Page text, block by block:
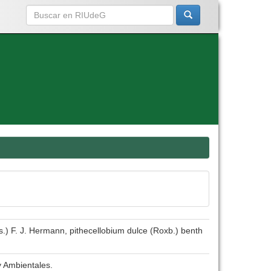
F. J. Hermann, pithecellobium dulce (Roxb.) benth